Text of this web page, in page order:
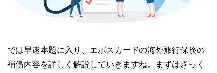
では早速本題に入り、エポスカードの海外旅行保険の
補償内容を詳しく解説していきますね。まずはざっく